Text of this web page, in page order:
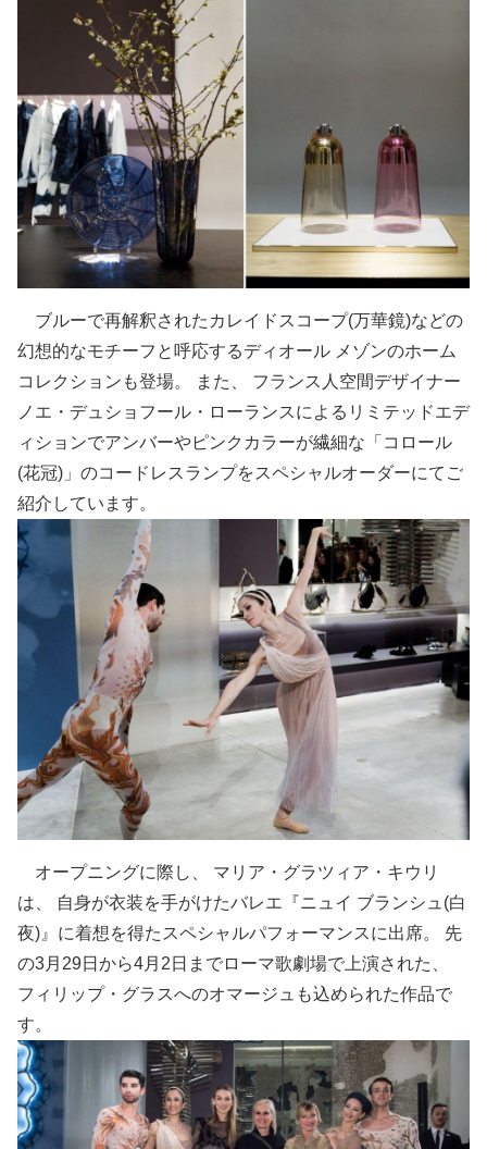
ブルーで再解釈されたカレイドスコープ(万華鏡)などの
幻想的なモチーフと呼応するディオール メゾンのホーム
コレクションも登場。 また、 フランス人空間デザイナー
ノエ・デュショフール・ローランスによるリミテッドエデ
ィションでアンバーやピンクカラーが繊細な「コロール
(花冠)」のコードレスランプをスペシャルオーダーにてご
紹介しています。
オープニングに際し、 マリア・グラツィア・キウリ
は、 自身が衣装を手がけたバレエ『ニュイ ブランシュ(白
夜)』に着想を得たスペシャルパフォーマンスに出席。 先
の3月29日から4月2日までローマ歌劇場で上演された、
フィリップ・グラスへのオマージュも込められた作品で
す。